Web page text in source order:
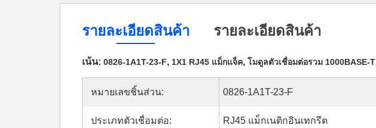
รายละเอียดสินค้า รายละเอียดสินค้า
เน้น: 0826-1A1T-23-F, 1X1 RJ45 แม็กแจ็ค, โมดูลตัวเชื่อมต่อรวม 1000BASE-T
หมายเลขชิ้นส่วน: 0826-1A1T-23-F
ประเภทตัวเชื่อมต่อ: RJ45 แม็กเนติกอินเทกรีต